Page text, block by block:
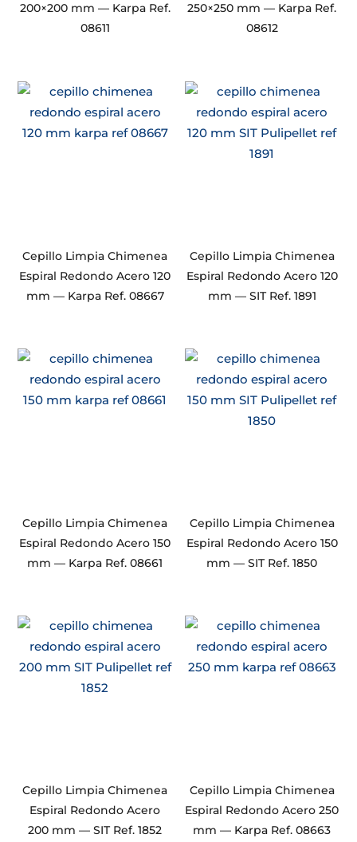
200×200 mm — Karpa Ref.
08611
250×250 mm — Karpa Ref.
08612
Cepillo Limpia Chimenea
Espiral Redondo Acero 120
mm — Karpa Ref. 08667
Cepillo Limpia Chimenea
Espiral Redondo Acero 120
mm — SIT Ref. 1891
Cepillo Limpia Chimenea
Espiral Redondo Acero 150
mm — Karpa Ref. 08661
Cepillo Limpia Chimenea
Espiral Redondo Acero 150
mm — SIT Ref. 1850
Cepillo Limpia Chimenea
Espiral Redondo Acero
200 mm — SIT Ref. 1852
Cepillo Limpia Chimenea
Espiral Redondo Acero 250
mm — Karpa Ref. 08663